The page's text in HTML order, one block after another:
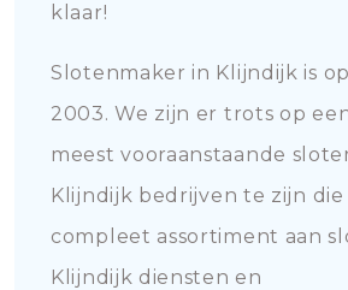
klaar!
Slotenmaker in Klijndijk is
2003. We zijn er trots op
meest vooraanstaande
Klijndijk bedrijven te zijn die
compleet assortiment aan
Klijndijk diensten en